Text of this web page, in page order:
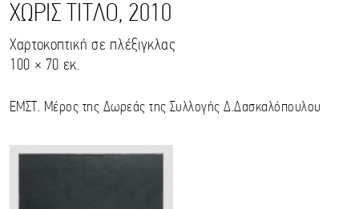
ΧΩΡΙΣ ΤΙΤΛΟ, 2010
Χαρτοκοπτική σε πλέξιγκλας
100 × 70 εκ.
ΕΜΣΤ. Μέρος της Δωρεάς της Συλλογής Δ.Δασκαλόπουλου